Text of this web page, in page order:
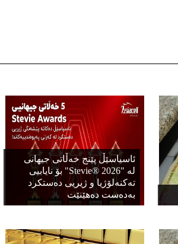
ئاسیاسێڵ پێنج خەڵاتی جیهانی
لە "Stevie® 2026" بۆ نایابیی
تەکنەلۆژیا و ژیریی دەستکرد
بەدەست دەهێنێت